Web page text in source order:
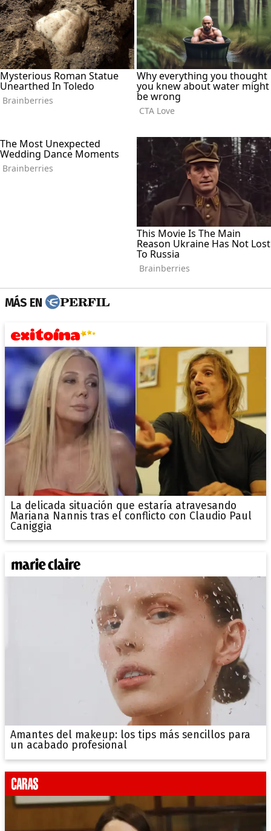
MÁS EN
La delicada situación que estaría atravesando
Mariana Nannis tras el conflicto con Claudio Paul
Caniggia
Amantes del makeup: los tips más sencillos para
un acabado profesional